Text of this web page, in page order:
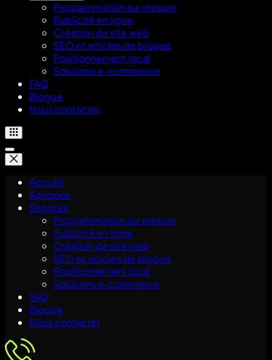
Programmation sur mesure
Publicité en ligne
Création de site web
SEO et articles de blogue
Positionnement local
Solutions e-commerce
FAQ
Blogue
Nous contacter
Accueil
À propos
Services
Programmation sur mesure
Publicité en ligne
Création de site web
SEO et articles de blogue
Positionnement local
Solutions e-commerce
FAQ
Blogue
Nous contacter